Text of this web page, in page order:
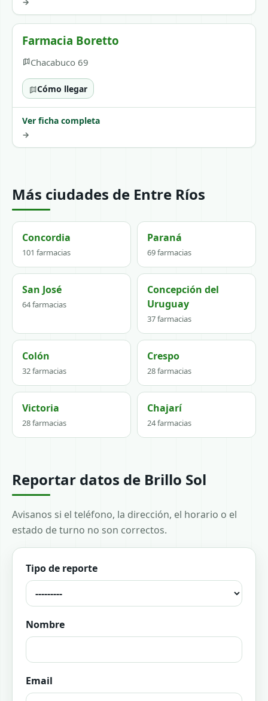
Farmacia Boretto
Chacabuco 69
Cómo llegar
Ver ficha completa
→
Más ciudades de Entre Ríos
Concordia
101 farmacias
Paraná
69 farmacias
San José
64 farmacias
Concepción del
Uruguay
37 farmacias
Colón
32 farmacias
Crespo
28 farmacias
Victoria
28 farmacias
Chajarí
24 farmacias
Reportar datos de Brillo Sol
Avisanos si el teléfono, la dirección, el horario o el
estado de turno no son correctos.
Tipo de reporte
Nombre
Email